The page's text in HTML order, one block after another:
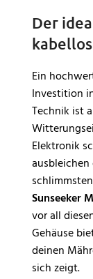
Der
Ein
Investition
Technik ist
Elektronik
Sunseeker
vor all
Gehäuse
deinen
sich zeigt.